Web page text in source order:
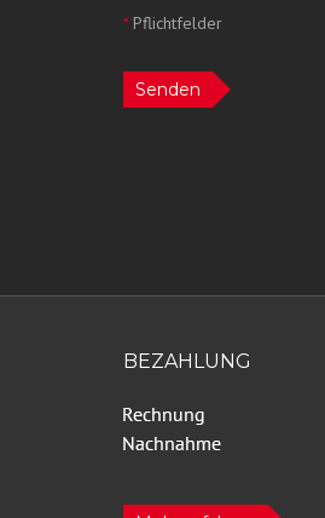
*Pflichtfelder
Senden
BEZAHLUNG